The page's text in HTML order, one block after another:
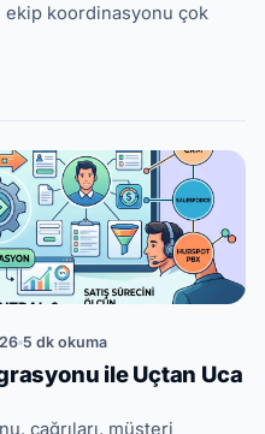
koordinasyonu çok
5 dk okuma
ile Uçtan Uca
çağrıları, müşteri